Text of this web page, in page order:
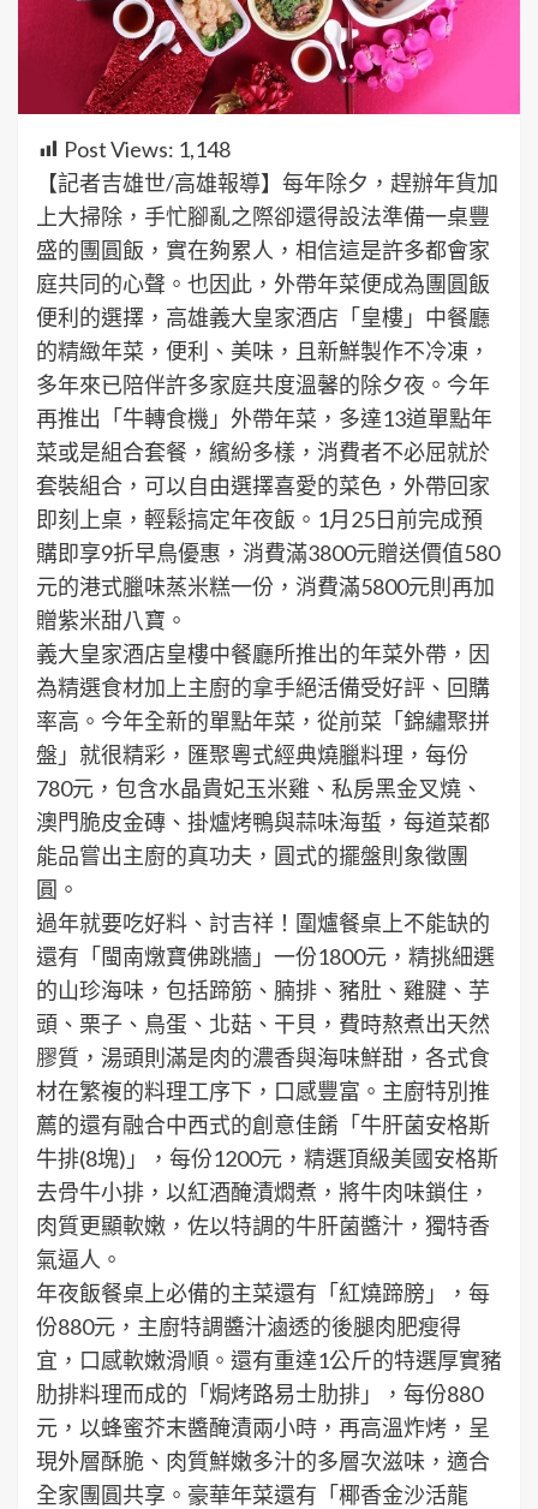
Post Views: 1,148
【記者吉雄世/高雄報導】每年除夕，趕辦年貨加
上大掃除，手忙腳亂之際卻還得設法準備一桌豐
盛的團圓飯，實在夠累人，相信這是許多都會家
庭共同的心聲。也因此，外帶年菜便成為團圓飯
便利的選擇，高雄義大皇家酒店「皇樓」中餐廳
的精緻年菜，便利、美味，且新鮮製作不冷凍，
多年來已陪伴許多家庭共度溫馨的除夕夜。今年
再推出「牛轉食機」外帶年菜，多達13道單點年
菜或是組合套餐，繽紛多樣，消費者不必屈就於
套裝組合，可以自由選擇喜愛的菜色，外帶回家
即刻上桌，輕鬆搞定年夜飯。1月25日前完成預
購即享9折早鳥優惠，消費滿3800元贈送價值580
元的港式臘味蒸米糕一份，消費滿5800元則再加
贈紫米甜八寶。
義大皇家酒店皇樓中餐廳所推出的年菜外帶，因
為精選食材加上主廚的拿手絕活備受好評、回購
率高。今年全新的單點年菜，從前菜「錦繡聚拼
盤」就很精彩，匯聚粵式經典燒臘料理，每份
780元，包含水晶貴妃玉米雞、私房黑金叉燒、
澳門脆皮金磚、掛爐烤鴨與蒜味海蜇，每道菜都
能品嘗出主廚的真功夫，圓式的擺盤則象徵團
圓。
過年就要吃好料、討吉祥！圍爐餐桌上不能缺的
還有「閩南燉寶佛跳牆」一份1800元，精挑細選
的山珍海味，包括蹄筋、腩排、豬肚、雞腱、芋
頭、栗子、鳥蛋、北菇、干貝，費時熬煮出天然
膠質，湯頭則滿是肉的濃香與海味鮮甜，各式食
材在繁複的料理工序下，口感豐富。主廚特別推
薦的還有融合中西式的創意佳餚「牛肝菌安格斯
牛排(8塊)」，每份1200元，精選頂級美國安格斯
去骨牛小排，以紅酒醃漬燜煮，將牛肉味鎖住，
肉質更顯軟嫩，佐以特調的牛肝菌醬汁，獨特香
氣逼人。
年夜飯餐桌上必備的主菜還有「紅燒蹄膀」，每
份880元，主廚特調醬汁滷透的後腿肉肥瘦得
宜，口感軟嫩滑順。還有重達1公斤的特選厚實豬
肋排料理而成的「焗烤路易士肋排」，每份880
元，以蜂蜜芥末醬醃漬兩小時，再高溫炸烤，呈
現外層酥脆、肉質鮮嫩多汁的多層次滋味，適合
全家團圓共享。豪華年菜還有「椰香金沙活龍